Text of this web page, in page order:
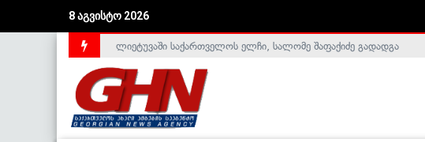
8 აგვისტო 2026
ლიეტუვაში საქართველოს ელჩი, სალომე შაფაქიძე გადადგა